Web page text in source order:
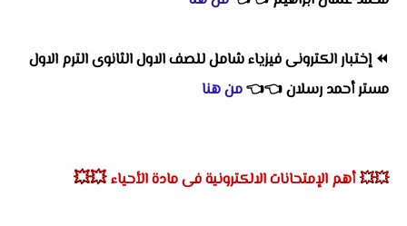
⏪إختبار الكترونى فيزياء شامل للصف الاول الثانوى الترم الاول
مستر أحمد رسلان👈
👈من هنا
💥💥 أهم الإمتحانات الالكترونية فى مادة الأحياء 💥💥